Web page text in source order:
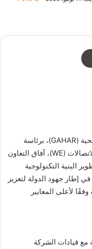
تبحث الهيئة العامة للاعتماد والرقابة الصحية (GAHAR)، برئاسة
الدكتور أحمد طه، مع الشركة المصرية للاتصالات (WE)، آفاق التعاون
البنية التكنولوجية
إطار جهود الدولة لتعزيز
لأعلى المعايير
مع قيادات الشركة